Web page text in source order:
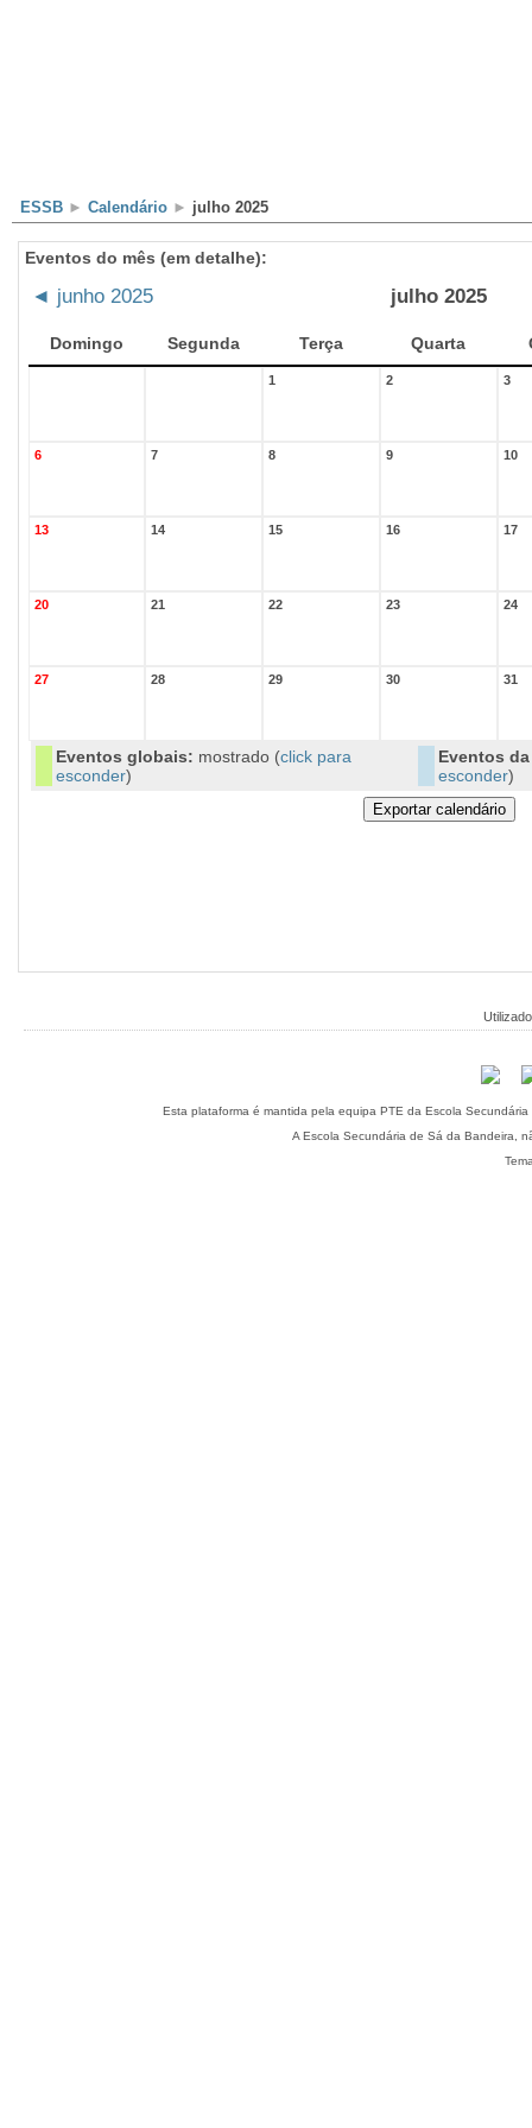
ESSB ► Calendário ► julho 2025
Eventos do mês (em detalhe):
◄ junho 2025 julho 2025
Domingo Segunda Terça Quarta
1 2 3
6 7 8 9 10
13 14 15 16 17
20 21 22 23 24
27 28 29 30 31
Eventos globais: mostrado (click para
esconder)
Eventos
esconder)
Esta plataforma é mantida pela equipa PTE da Escola
A Escola Secundária de Sá da Bandeira,